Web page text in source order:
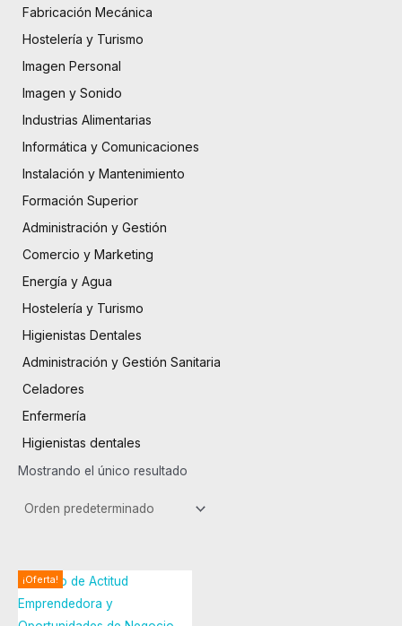
Fabricación Mecánica
Hostelería y Turismo
Imagen Personal
Imagen y Sonido
Industrias Alimentarias
Informática y Comunicaciones
Instalación y Mantenimiento
Formación Superior
Administración y Gestión
Comercio y Marketing
Energía y Agua
Hostelería y Turismo
Higienistas Dentales
Administración y Gestión Sanitaria
Celadores
Enfermería
Higienistas dentales
Mostrando el único resultado
¡Oferta!
El
original